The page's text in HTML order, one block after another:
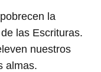
la
las Escrituras.
nuestros
almas.